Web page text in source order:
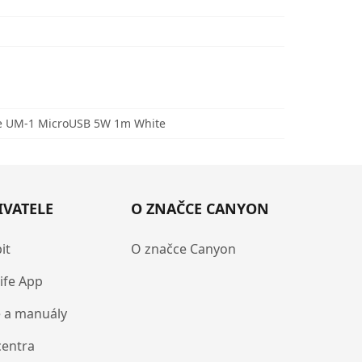
UM-1 MicroUSB 5W 1m White
App
a manuály
O ZNAČCE CANYON
O značce Canyon